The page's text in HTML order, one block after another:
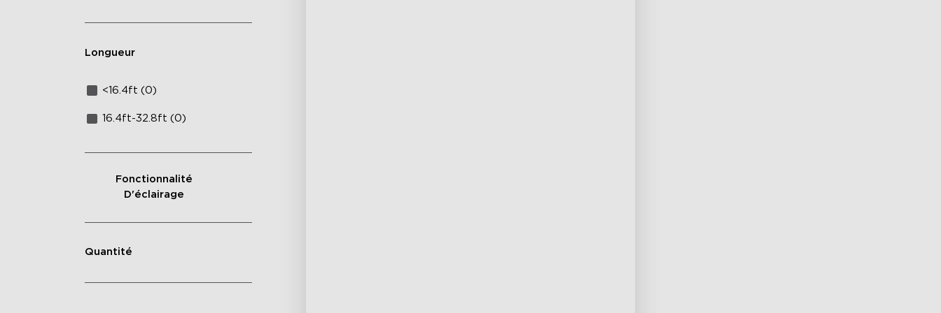
Longueur
<16.4ft (0)
16.4ft-32.8ft (0)
Fonctionnalité
D'éclairage
Quantité